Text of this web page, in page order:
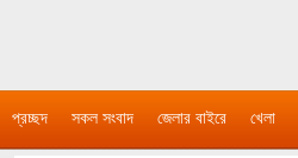
প্রচ্ছদ সকল সংবাদ জেলার বাইরে খেলা